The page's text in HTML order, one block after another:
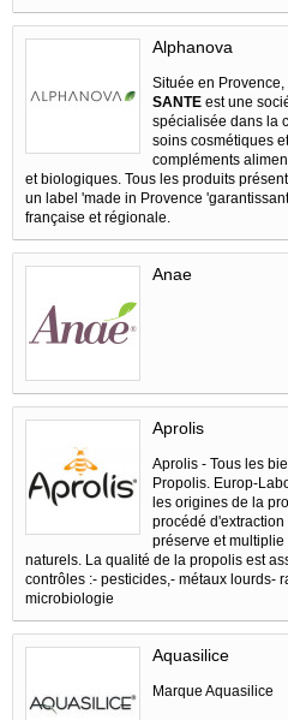
Alphanova
Située en Provence,
SANTE est une
spécialisée dans la
soins cosmétiques
compléments
et biologiques. Tous les produits
un label 'made in Provence
française et régionale.
Anae
Aprolis
Aprolis - Tous les
Propolis. Europ-
les origines de la
procédé
préserve et multiplie
naturels. La qualité de la propolis est
contrôles :- pesticides,- métaux lourds-
microbiologie
Aquasilice
Marque Aquasilice